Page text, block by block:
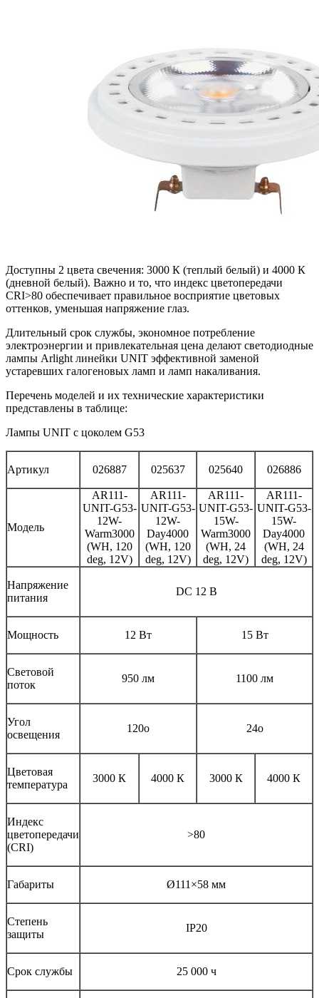
Доступны 2 цвета свечения: 3000 К (теплый белый) и 4000 К
(дневной белый). Важно и то, что индекс цветопередачи
CRI>80 обеспечивает правильное восприятие цветовых
оттенков, уменьшая напряжение глаз.
Длительный срок службы, экономное потребление
электроэнергии и привлекательная цена делают светодиодные
лампы Arlight линейки UNIT эффективной заменой
устаревших галогеновых ламп и ламп накаливания.
Перечень моделей и их технические характеристики
представлены в таблице:
Лампы UNIT с цоколем G53
Артикул 026887 025637 025640 026886
Модель
AR111-
UNIT-G53-
12W-
Warm3000
(WH, 120
deg, 12V)
AR111-
UNIT-G53-
12W-
Day4000
(WH, 120
deg, 12V)
AR111-
UNIT-G53-
15W-
Warm3000
(WH, 24
deg, 12V)
AR111-
UNIT-G53-
15W-
Day4000
(WH, 24
deg, 12V)
Напряжение
питания
DC 12 В
Мощность 12 Вт 15 Вт
Световой
поток
950 лм 1100 лм
Угол
освещения
120o 24o
Цветовая
температура
3000 К 4000 К 3000 К 4000 К
Индекс
цветопередачи
(CRI)
>80
Габариты Ø111×58 мм
Степень
защиты
IP20
Срок службы 25 000 ч